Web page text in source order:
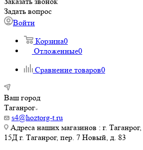
Задать вопрос
Войти
Корзина0
Отложенные0
Сравнение товаров0
Ваш город
Таганрог
s4@hoztorg-t.ru
Адреса наших магазинов : г.
15Д г. Таганрог, пер. 7 Новый, д. 83